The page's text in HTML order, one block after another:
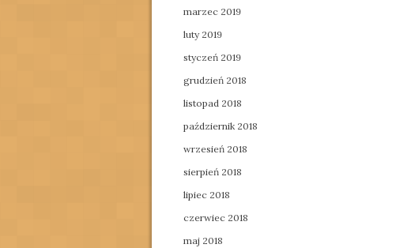
marzec 2019
luty 2019
styczeń 2019
grudzień 2018
listopad 2018
październik 2018
wrzesień 2018
sierpień 2018
lipiec 2018
czerwiec 2018
maj 2018